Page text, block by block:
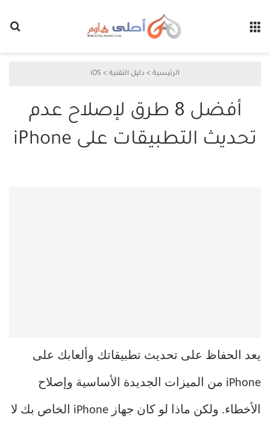
الرئيسية > دليل التقنية >
iOS
أفضل 8 طرق لإصلاح عدم
تحديث التطبيقات على iPhone
يعد الحفاظ على تحديث تطبيقاتك وألعابك على
iPhone من الميزات الجديدة الأساسية وإصلاح
الأخطاء. ولكن ماذا لو كان جهاز iPhone الخاص بك لا